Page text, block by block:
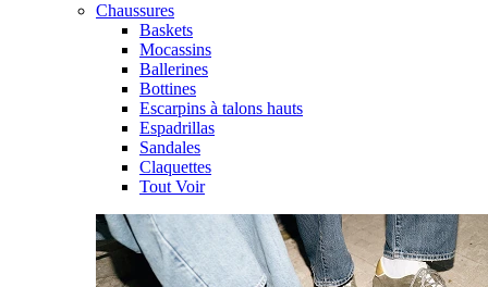
Chaussures
Baskets
Mocassins
Ballerines
Bottines
Escarpins à talons hauts
Espadrillas
Sandales
Claquettes
Tout Voir